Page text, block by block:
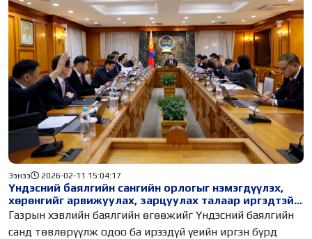
Үндэсний баялгийн сангийн орлогыг нэмэгдүүлэх,
хөрөнгийг арвижуулах, зарцуулах талаар иргэдтэй
зөвлөлдөнө
Ээнээ 2026-02-11 15:04:17
Газрын хэвлийн баялгийн өгөөжийг Үндэсний баялгийн
санд төвлөрүүлж одоо ба ирээдүй үеийн иргэн бүрд